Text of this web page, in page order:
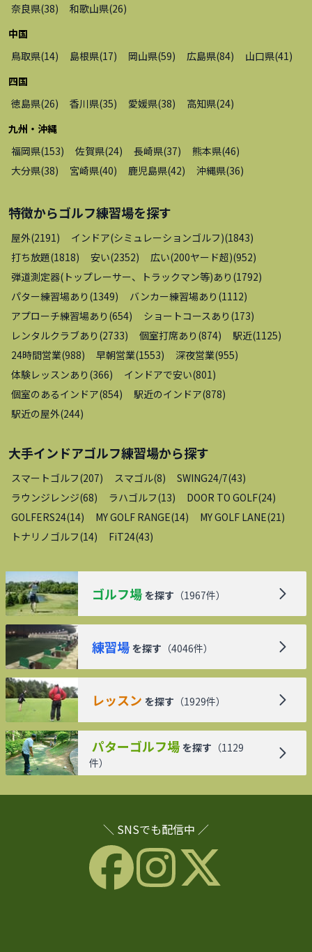
奈良県(38) 和歌山県(26)
中国
鳥取県(14) 島根県(17) 岡山県(59) 広島県(84) 山口県(41)
四国
徳島県(26) 香川県(35) 愛媛県(38) 高知県(24)
九州・沖縄
福岡県(153) 佐賀県(24) 長崎県(37) 熊本県(46)
大分県(38) 宮崎県(40) 鹿児島県(42) 沖縄県(36)
特徴からゴルフ練習場を探す
屋外(2191) インドア(シミュレーションゴルフ)(1843)
打ち放題(1818) 安い(2352) 広い(200ヤード超)(952)
弾道測定器(トップレーサー、トラックマン等)あり (1792)
パター練習場あり (1349) バンカー練習場あり (1112)
アプローチ練習場あり (654) ショートコースあり (173)
レンタルクラブあり (2733) 個室打席あり (874) 駅近(1125)
24時間営業(988) 早朝営業(1553) 深夜営業(955)
体験レッスンあり (366) インドアで安い(801)
個室のあるインドア(854) 駅近のインドア(878)
駅近の屋外(244)
大手インドアゴルフ練習場から探す
スマートゴルフ(207) スマゴル(8) SWING24/7(43)
ラウンジレンジ(68) ラハゴルフ(13) DOOR TO GOLF(24)
GOLFERS24(14) MY GOLF RANGE(14) MY GOLF LANE(21)
トナリノゴルフ(14) FiT24(43)
ゴルフ場 を探す （1967件）
練習場 を探す （4046件）
レッスン を探す （1929件）
パターゴルフ場 を探す （1129
件）
＼ SNSでも配信中 ／